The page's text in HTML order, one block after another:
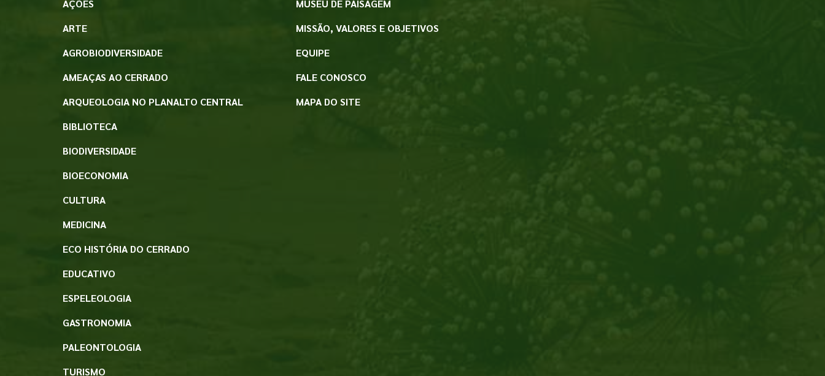
AÇÕES
ARTE
AGROBIODIVERSIDADE
AMEAÇAS AO CERRADO
ARQUEOLOGIA NO PLANALTO CENTRAL
BIBLIOTECA
BIODIVERSIDADE
BIOECONOMIA
CULTURA
MEDICINA
ECO HISTÓRIA DO CERRADO
EDUCATIVO
ESPELEOLOGIA
GASTRONOMIA
PALEONTOLOGIA
TURISMO
MUSEU DE PAISAGEM
MISSÃO, VALORES E OBJETIVOS
EQUIPE
FALE CONOSCO
MAPA DO SITE